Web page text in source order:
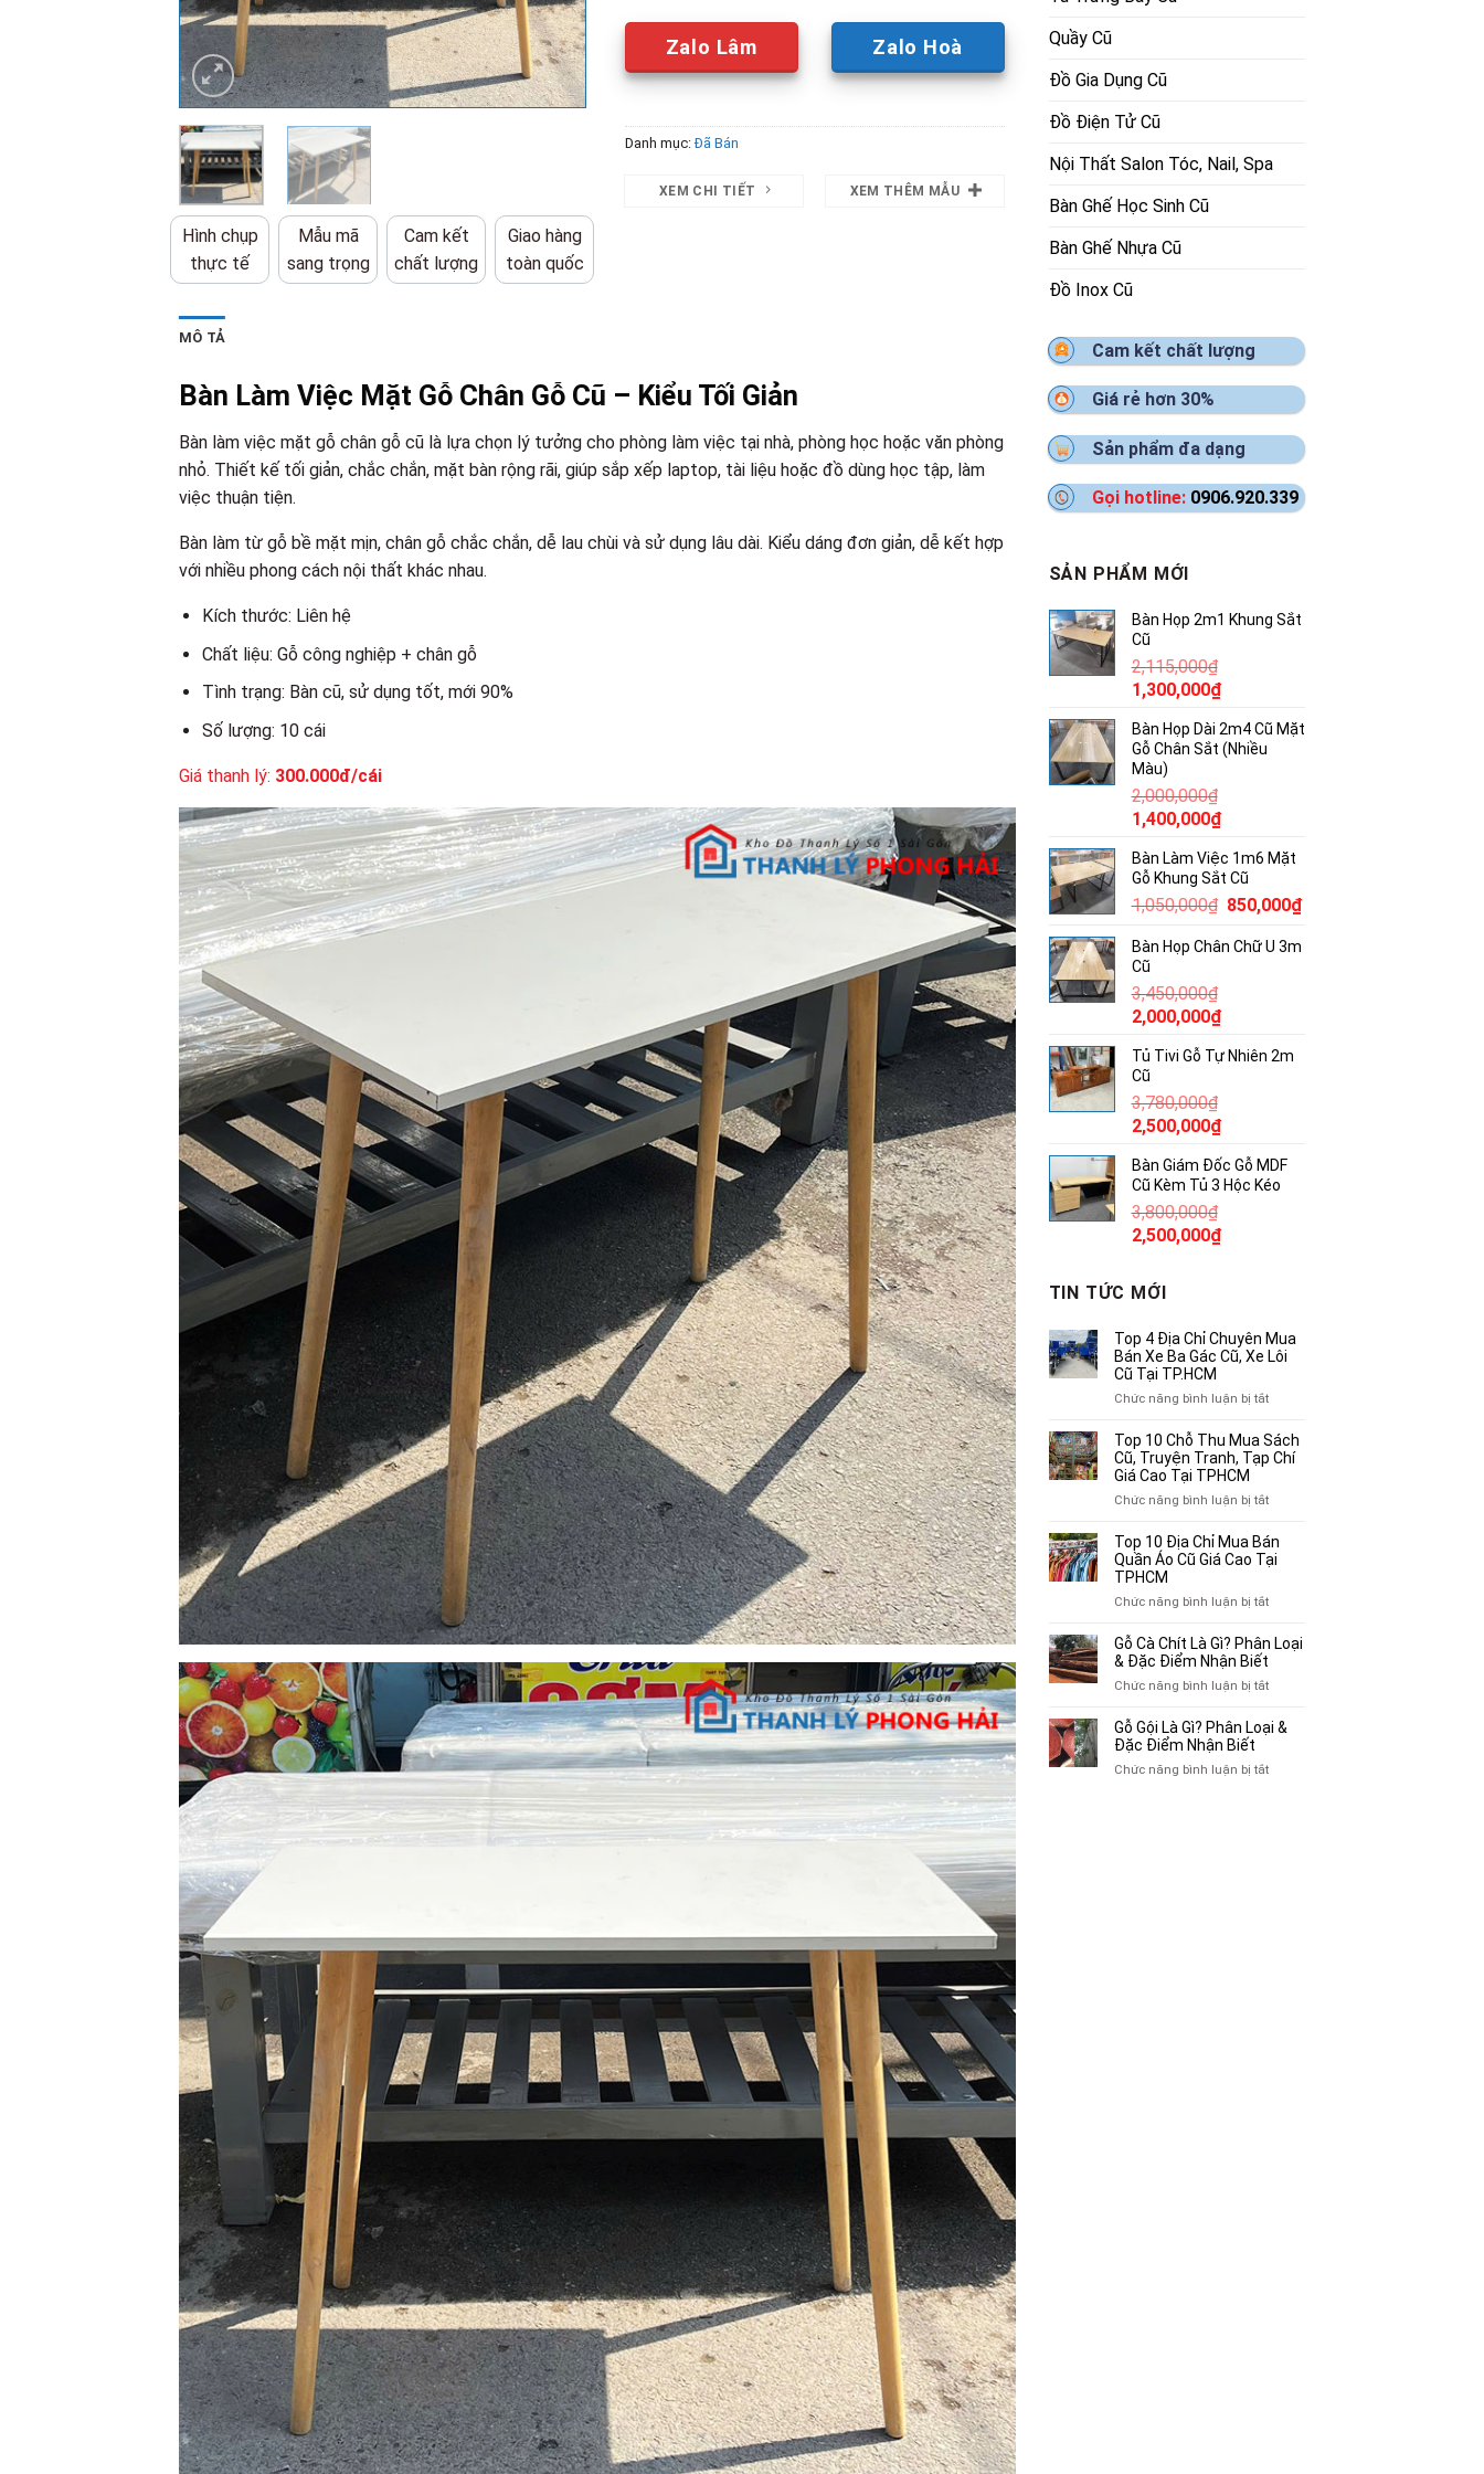
Hình chụp
thực tế
Mẫu mã
sang trọng
Cam kết
chất lượng
Giao hàng
toàn quốc
Zalo Lâm Zalo Hoà
Danh mục:Đã Bán
XEM CHI TIẾT XEM THÊM MẪU
MÔ TẢ
Bàn Làm Việc Mặt Gỗ Chân Gỗ Cũ – Kiểu Tối Giản
Bàn làm việc mặt gỗ chân gỗ cũ là lựa chọn lý tưởng cho phòng làm việc tại nhà, phòng học hoặc văn phòng
nhỏ. Thiết kế tối giản, chắc chắn, mặt bàn rộng rãi, giúp sắp xếp laptop, tài liệu hoặc đồ dùng học tập, làm
việc thuận tiện.
Bàn làm từ gỗ bề mặt mịn, chân gỗ chắc chắn, dễ lau chùi và sử dụng lâu dài. Kiểu dáng đơn giản, dễ kết hợp
với nhiều phong cách nội thất khác nhau.
Kích thước: Liên hệ
Chất liệu: Gỗ công nghiệp + chân gỗ
Tình trạng: Bàn cũ, sử dụng tốt, mới 90%
Số lượng: 10 cái
Giá thanh lý: 300.000đ/cái
Quầy Cũ
Đồ Gia Dụng Cũ
Đồ Điện Tử Cũ
Nội Thất Salon Tóc, Nail, Spa
Bàn Ghế Học Sinh Cũ
Bàn Ghế Nhựa Cũ
Đồ Inox Cũ
Cam kết chất lượng
Giá rẻ hơn 30%
Sản phẩm đa dạng
Gọi hotline: 0906.920.339
SẢN PHẨM MỚI
Bàn Họp 2m1 Khung Sắt
Cũ
2,115,000₫
Giá
là:
2,115,000₫.
1,300,000₫Giá
tại
là:
Bàn Họp Dài 2m4 Cũ Mặt
Gỗ Chân Sắt (Nhiều
Màu)
2,000,000₫
Giá
là:
2,000,000₫.
1,400,000₫Giá
tại
là:
1,400,000₫.
Bàn Làm Việc 1m6 Mặt
Gỗ Khung Sắt Cũ
1,050,000₫ Giá
là:
850,000₫Giá
Bàn Họp Chân Chữ U 3m
Cũ
3,450,000₫
Giá
là:
3,450,000₫.
2,000,000₫Giá
tại
Tủ Tivi Gỗ Tự Nhiên 2m
Cũ
3,780,000₫
Giá
là:
3,780,000₫.
2,500,000₫Giá
tại
là:
Bàn Giám Đốc Gỗ MDF
Cũ Kèm Tủ 3 Hộc Kéo
3,800,000₫
Giá
là:
3,800,000₫.
2,500,000₫Giá
2,500,000₫.
TIN TỨC MỚI
Top 4 Địa Chỉ Chuyên Mua
Bán Xe Ba Gác Cũ, Xe Lôi
Cũ Tại TP.HCM
Chức năng bình luận bị tắtở
4
Địa
Xe
Ba
Cũ,
Lôi
Cũ
Tại
Top 10 Chỗ Thu Mua Sách
Cũ, Truyện Tranh, Tạp Chí
Giá Cao Tại TPHCM
Chức năng bình luận bị tắtở
10
Chỗ
Truyện
Tranh,
Tạp
Giá
Tại
Top 10 Địa Chỉ Mua Bán
Quần Áo Cũ Giá Cao Tại
TPHCM
Chức năng bình luận bị tắtở
10
Địa
Mua
Quần
Cũ
Gỗ Cà Chít Là Gì? Phân Loại
& Đặc Điểm Nhận Biết
Chức năng bình luận bị tắtở
Cà
Gì?
Gỗ Gội Là Gì? Phân Loại &
Đặc Điểm Nhận Biết
Chức năng bình luận bị tắtở